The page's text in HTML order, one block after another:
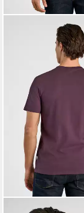
LINDBERGH